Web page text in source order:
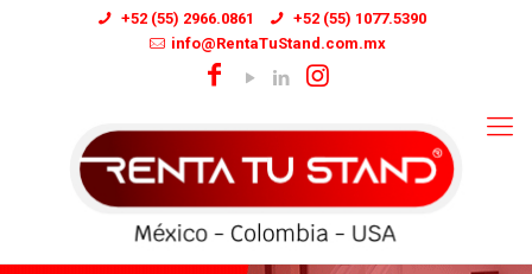
+52 (55) 2966.0861
+52 (55) 1077.5390
info@RentaTuStand.com.mx